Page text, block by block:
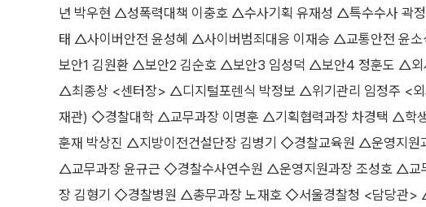
년 박우현 △성폭력대책 이충호 △수사기획 유재성 △특수수사 곽
태 △사이버안전 윤성혜 △사이버범죄대응 이재승 △교통안전
보안1 김원환 △보안2 김순호 △보안3 임성덕 △보안4 정훈도 △외
△최종상 <센터장> △디지털포렌식 박정보 △위기관리 임정주 <
재관) ◇경찰대학 △교무과장 이명훈 △기획협력과장 차경택 △학
훈재 박상진 △지방이전건설단장 김병기 ◇경찰교육원 △운영지
△교무과장 윤규근 ◇경찰수사연수원 △운영지원과장 조성호 △
장 김형기 ◇경찰병원 △총무과장 노재호 ◇서울경찰청 <담당관